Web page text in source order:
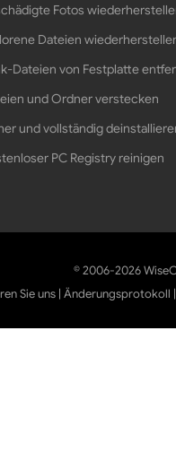
Fotos
Dateien
Dateien von Festplatte
und Ordner verstecken
und vollständig
PC Registry reinigen
© 2006-2026
Sie uns |Änderungsprotokoll